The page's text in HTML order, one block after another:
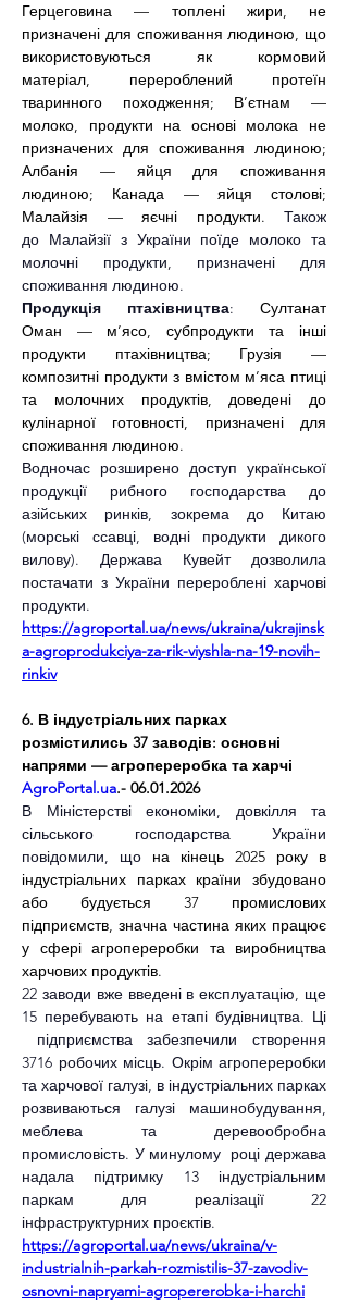
Герцеговина — топлені жири, не
призначені для споживання людиною, що
використовуються як кормовий
матеріал, перероблений протеїн
тваринного походження; В’єтнам —
молоко, продукти на основі молока не
призначених для споживання людиною;
Албанія — яйця для споживання
людиною; Канада — яйця столові;
Малайзія — яєчні продукти. Також
до Малайзії з України поїде молоко та
молочні продукти, призначені для
споживання людиною.
Продукція птахівництва: Султанат
Оман — м’ясо, субпродукти та інші
продукти птахівництва; Грузія —
композитні продукти з вмістом м’яса птиці
та молочних продуктів, доведені до
кулінарної готовності, призначені для
споживання людиною.
Водночас розширено доступ української
продукції рибного господарства до
азійських ринків, зокрема до Китаю
(морські ссавці, водні продукти дикого
вилову). Держава Кувейт дозволила
постачати з України перероблені харчові
продукти.
https://agroportal.ua/news/ukraina/ukrajinsk
a-agroprodukciya-za-rik-viyshla-na-19-novih-
rinkiv
6. В індустріальних парках
розмістились 37 заводів: основні
напрями — агропереробка та харчі
AgroPortal.ua.- 06.01.2026
В Міністерстві економіки, довкілля та
сільського господарства України
повідомили, що на кінець 2025 року в
індустріальних парках країни збудовано
або будується 37 промислових
підприємств, значна частина яких працює
у сфері агропереробки та виробництва
харчових продуктів.
22 заводи вже введені в експлуатацію, ще
15 перебувають на етапі будівництва. Ці
підприємства забезпечили створення
3716 робочих місць. Окрім агропереробки
та харчової галузі, в індустріальних парках
розвиваються галузі машинобудування,
меблева та деревообробна
промисловість. У минулому  році держава
надала підтримку 13 індустріальним
паркам для реалізації 22
інфраструктурних проєктів.
https://agroportal.ua/news/ukraina/v-
industrialnih-parkah-rozmistilis-37-zavodiv-
osnovni-napryami-agropererobka-i-harchi